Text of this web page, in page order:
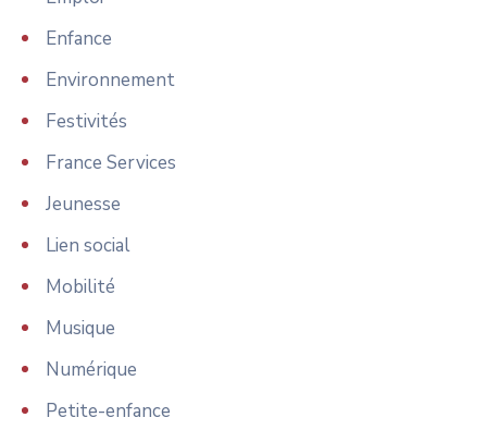
Enfance
Environnement
Festivités
France Services
Jeunesse
Lien social
Mobilité
Musique
Numérique
Petite-enfance